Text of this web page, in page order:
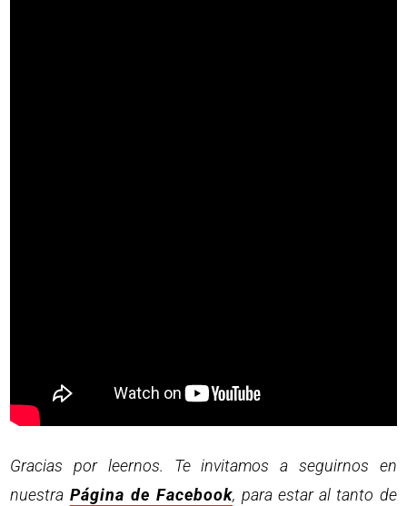
Gracias por leernos. Te invitamos a seguirnos en
nuestra Página de Facebook, para estar al tanto de